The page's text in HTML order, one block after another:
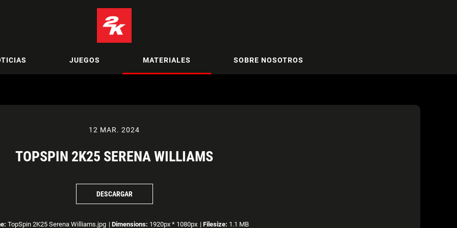
JUEGOS MATERIALES SOBRE NOSOTROS
12 MAR. 2024
TOPSPIN 2K25 SERENA WILLIAMS
DESCARGAR
TopSpin 2K25 Serena Williams.jpg | Dimensions: 1920px * 1080px | Filesize: 1.1 MB